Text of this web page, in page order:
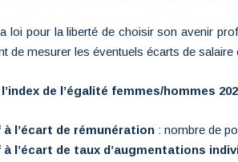
loi pour la liberté de choisir son avenir
de mesurer les éventuels écarts de
de l’égalité femmes/hommes
l’écart de rémunération : nombre de
l’écart de taux d’augmentations